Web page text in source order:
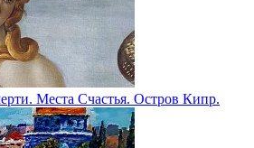
Места Счастья. Остров Кипр.